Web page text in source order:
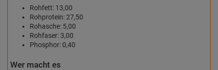
Rohfett: 13,00
Rohprotein: 27,50
Rohasche: 5,00
Rohfaser: 3,00
Phosphor: 0,40
Wer macht es